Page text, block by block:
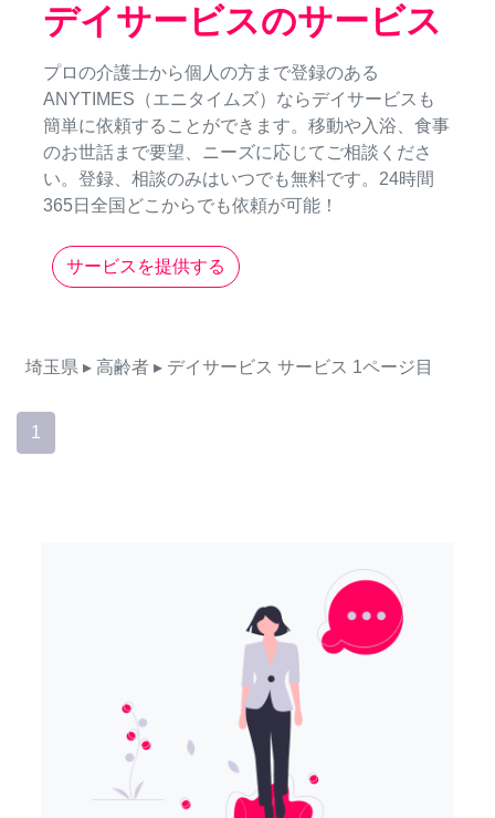
デイサービスのサービス
プロの介護士から個人の方まで登録のある
ANYTIMES（エニタイムズ）ならデイサービスも
簡単に依頼することができます。移動や入浴、食事
のお世話まで要望、ニーズに応じてご相談くださ
い。登録、相談のみはいつでも無料です。24時間
365日全国どこからでも依頼が可能！
サービスを提供する
埼玉県 ▸ 高齢者 ▸ デイサービス サービス 1ページ目
1